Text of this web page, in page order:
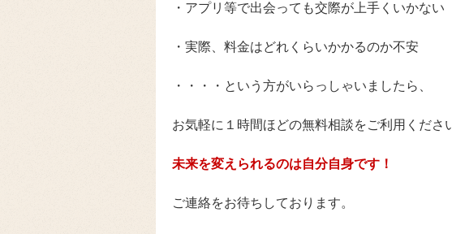
・アプリ等で出会っても交際が上手くいかない
・実際、料金はどれくらいかかるのか不安
・・・・という方がいらっしゃいましたら、
お気軽に１時間ほどの無料相談をご利用くださ
未来を変えられるのは自分自身です！
ご連絡をお待ちしております。